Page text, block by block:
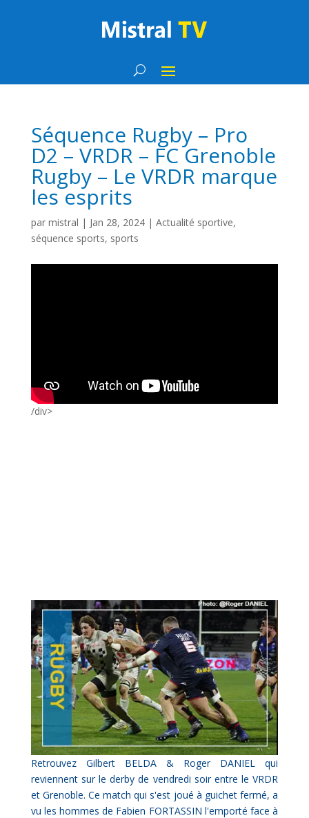
Séquence Rugby – Pro
D2 – VRDR – FC Grenoble
Rugby – Le VRDR marque
les esprits
par mistral | Jan 28, 2024| Actualité sportive,
séquence sports, sports
/div>
Retrouvez Gilbert BELDA & Roger DANIEL qui
reviennent sur le derby de vendredi soir entre le VRDR
et Grenoble. Ce match qui s'est joué à guichet fermé, a
vu les hommes de Fabien FORTASSIN l'emporté face à